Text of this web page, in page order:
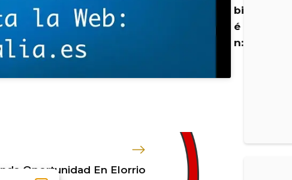
bi
é
n:
Oportunidad En Elorrio